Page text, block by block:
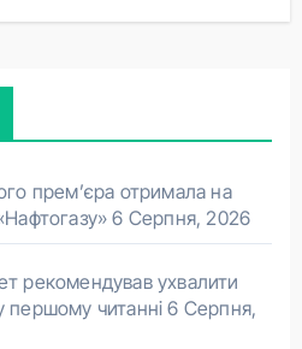
прем’єра отримала на
6 Серпня, 2026
рекомендував ухвалити
першому читанні 6 Серпня,